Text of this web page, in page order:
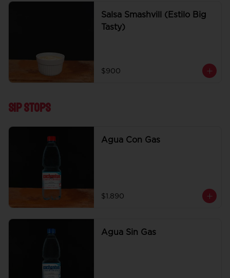
Salsa Smashvill (Estilo Big
Tasty)
$900
Sip Stops
Agua Con Gas
$1.890
Agua Sin Gas